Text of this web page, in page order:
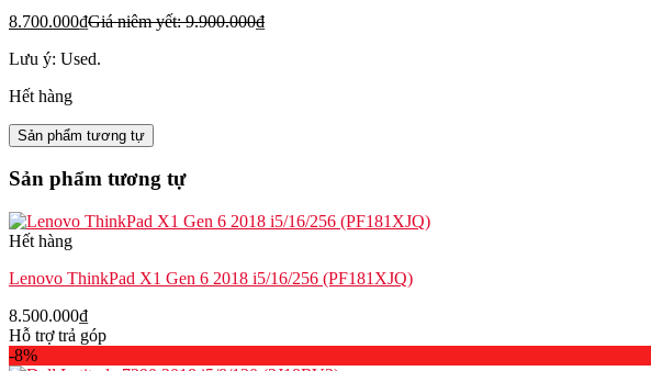
8.700.000₫Giá niêm yết:9.900.000₫
Lưu ý: Used.
Hết hàng
Sản phẩm tương tự
Sản phẩm tương tự
Hết hàng
Lenovo ThinkPad X1 Gen 6 2018 i5/16/256 (PF181XJQ)
8.500.000₫
Hỗ trợ trả góp
-8%